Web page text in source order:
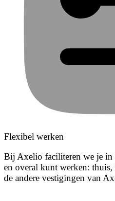
Flexibel werken
Bij Axelio faciliteren we je in
en overal kunt werken:
de andere vestigingen van